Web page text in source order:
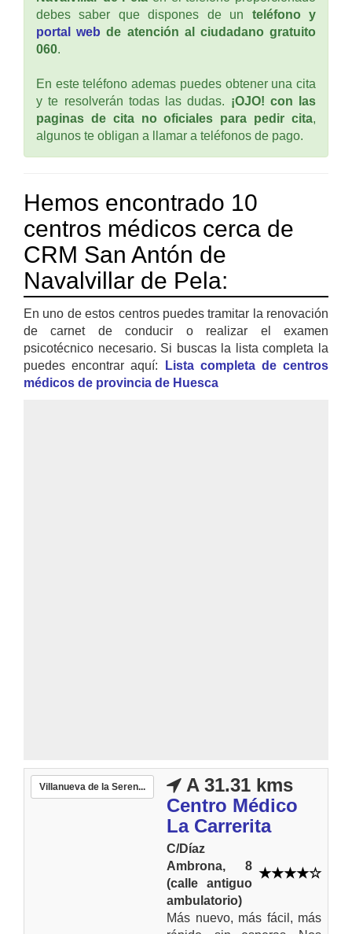
debes saber que dispones de un teléfono y
portal web de atención al ciudadano gratuito
060.
En este teléfono ademas puedes obtener una cita
y te resolverán todas las dudas. ¡OJO! con las
paginas de cita no oficiales para pedir cita,
algunos te obligan a llamar a teléfonos de pago.
Hemos encontrado 10
centros médicos cerca de
CRM San Antón de
Navalvillar de Pela:
En uno de estos centros puedes tramitar la renovación
de carnet de conducir o realizar el examen
psicotécnico necesario. Si buscas la lista completa la
puedes encontrar aquí:
Lista completa de centros
médicos de provincia de Huesca
Villanueva de la Seren...
A 31.31 kms
Centro Médico
La Carrerita
C/Díaz
Ambrona, 8
(calle antiguo
ambulatorio)
Más nuevo, más fácil, más